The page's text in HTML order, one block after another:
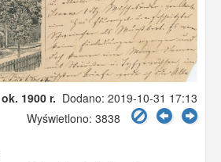
ok. 1900 r. Dodano: 2019-10-31 17:13
Wyświetlono: 3838